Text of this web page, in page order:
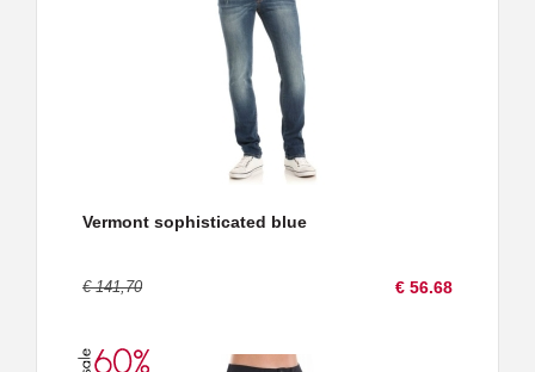
Vermont sophisticated blue
€ 141,70 € 56.68